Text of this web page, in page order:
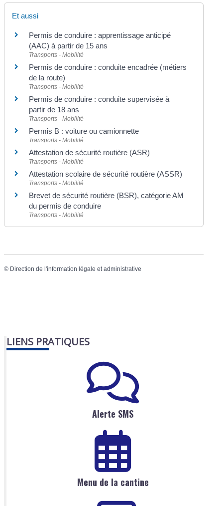
Et aussi
Permis de conduire : apprentissage anticipé
(AAC) à partir de 15 ans
Transports - Mobilité
Permis de conduire : conduite encadrée (métiers
de la route)
Transports - Mobilité
Permis de conduire : conduite supervisée à
partir de 18 ans
Transports - Mobilité
Permis B : voiture ou camionnette
Transports - Mobilité
Attestation de sécurité routière (ASR)
Transports - Mobilité
Attestation scolaire de sécurité routière (ASSR)
Transports - Mobilité
Brevet de sécurité routière (BSR), catégorie AM
du permis de conduire
Transports - Mobilité
© Direction de l'information légale et administrative
LIENS PRATIQUES
Alerte SMS
Menu de la cantine